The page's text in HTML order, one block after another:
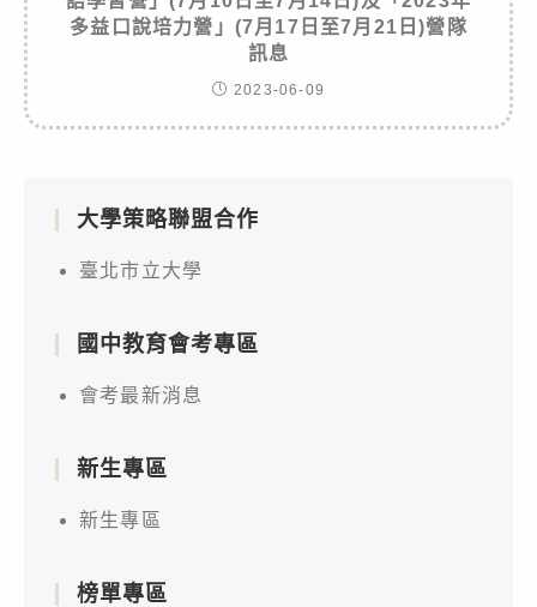
多益口說培力營」(7月17日至7月21日)營隊
訊息
2023-06-09
大學策略聯盟合作
臺北市立大學
國中教育會考專區
會考最新消息
新生專區
新生專區
榜單專區